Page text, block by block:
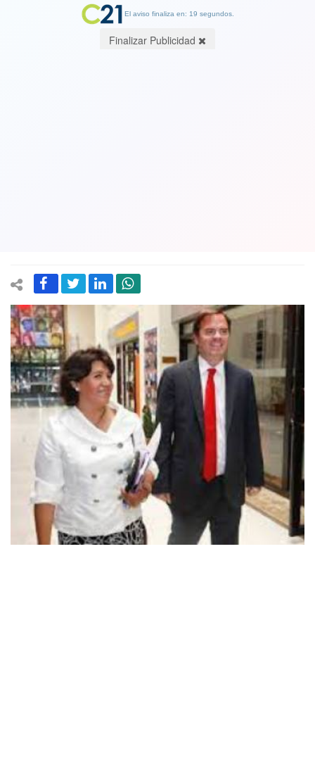
El aviso finaliza en: 19 segundos.
Finalizar Publicidad